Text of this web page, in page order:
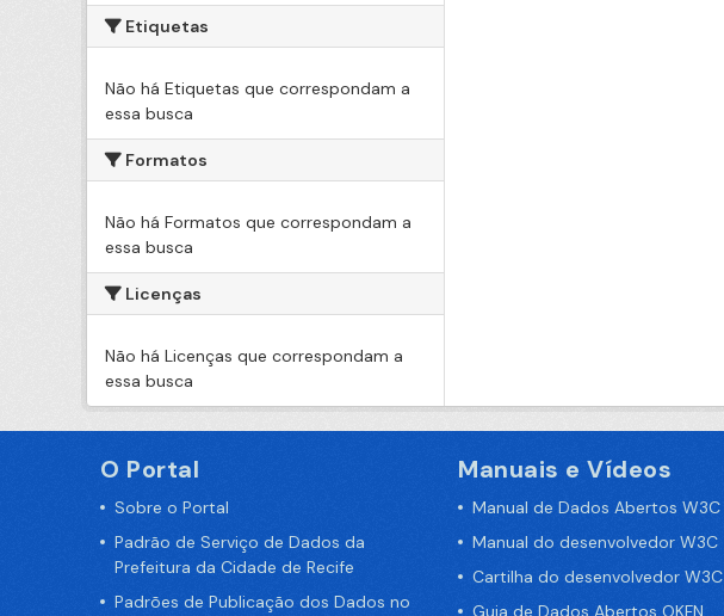
Etiquetas
Não há Etiquetas que correspondam a
essa busca
Formatos
Não há Formatos que correspondam a
essa busca
Licenças
Não há Licenças que correspondam a
essa busca
O Portal
Sobre o Portal
Padrão de Serviço de Dados da
Prefeitura da Cidade de Recife
Padrões de Publicação dos Dados no
Manuais e Vídeos
Manual de Dados Abertos W3C
Manual do desenvolvedor W3C
Cartilha do desenvolvedor W3C
Guia de Dados Abertos OKFN